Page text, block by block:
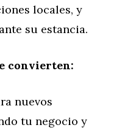
locales, y
su estancia.
convierten:
nuevos
tu negocio y